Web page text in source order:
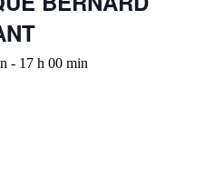
- 17 h 00 min